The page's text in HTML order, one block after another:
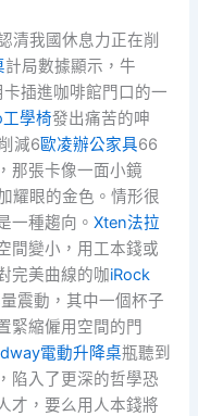
清我國休息力正在削
計局數據顯示，牛
插進咖啡館門口的一
學椅發出痛苦的呻
減6歐凌辦公家具66
那張卡像一面小鏡
耀眼的金色。情形很
一種趨向。Xten法拉
間變小，用工本錢或
完美曲線的咖iRock
量震動，其中一個杯子
緊縮僱用空間的門
電動升降桌瓶聽到
陷入了更深的哲學恐
才，要么用人本錢將